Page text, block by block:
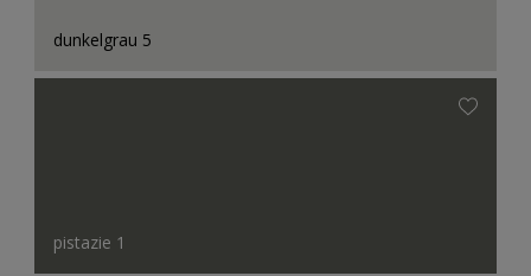
dunkelgrau 5
pistazie 1